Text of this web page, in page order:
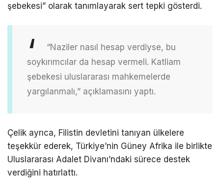
şebekesi” olarak tanımlayarak sert tepki gösterdi.
“Naziler nasıl hesap verdiyse, bu
soykırımcılar da hesap vermeli. Katliam
şebekesi uluslararası mahkemelerde
yargılanmalı,” açıklamasını yaptı.
Çelik ayrıca, Filistin devletini tanıyan ülkelere
teşekkür ederek, Türkiye’nin Güney Afrika ile birlikte
Uluslararası Adalet Divanı’ndaki sürece destek
verdiğini hatırlattı.